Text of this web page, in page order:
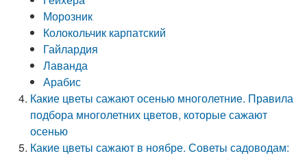
Морозник
Колокольчик карпатский
Гайлардия
Лаванда
Арабис
Какие цветы сажают осенью многолетние. Правила
подбора многолетних цветов, которые сажают
осенью
Какие цветы сажают в ноябре. Советы садоводам: